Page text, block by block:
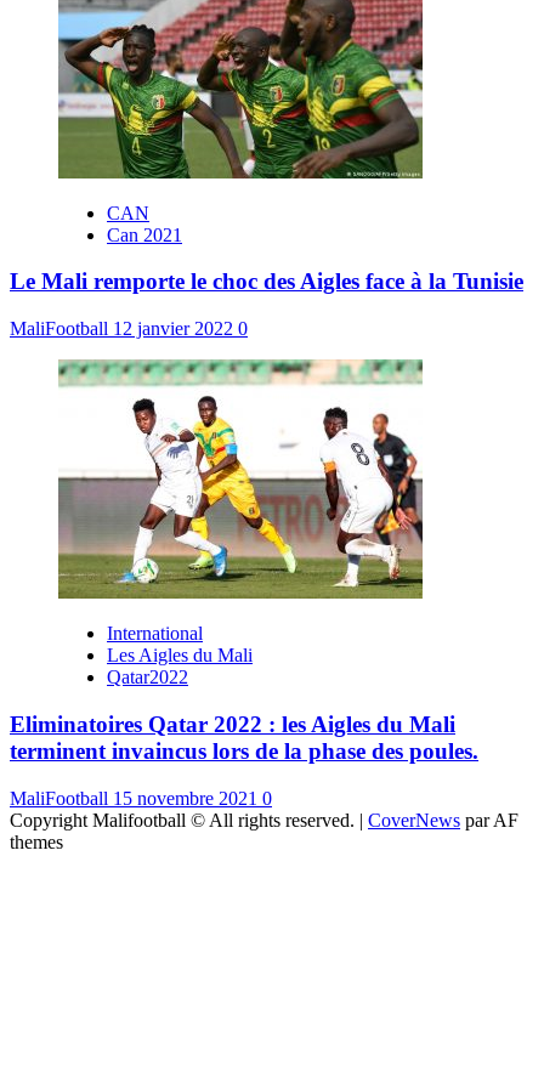
CAN
Can 2021
Le Mali remporte le choc des Aigles face à la Tunisie
MaliFootball 12 janvier 2022 0
International
Les Aigles du Mali
Qatar2022
Eliminatoires Qatar 2022 : les Aigles du Mali
terminent invaincus lors de la phase des poules.
MaliFootball 15 novembre 2021 0
Copyright Malifootball © All rights reserved. | CoverNews par AF
themes